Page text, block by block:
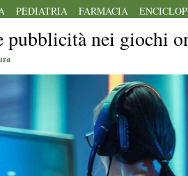
PEDIATRIA FARMACIA
pubblicità nei giochi